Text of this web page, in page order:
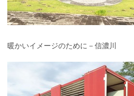
暖かいイメージのために－信濃川